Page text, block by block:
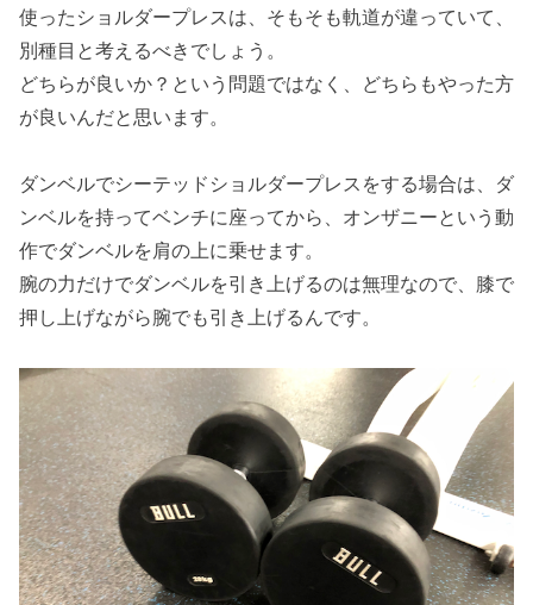
使ったショルダープレスは、そもそも軌道が違っていて、
別種目と考えるべきでしょう。
どちらが良いか？という問題ではなく、どちらもやった方
が良いんだと思います。
ダンベルでシーテッドショルダープレスをする場合は、ダ
ンベルを持ってベンチに座ってから、オンザニーという動
作でダンベルを肩の上に乗せます。
腕の力だけでダンベルを引き上げるのは無理なので、膝で
押し上げながら腕でも引き上げるんです。